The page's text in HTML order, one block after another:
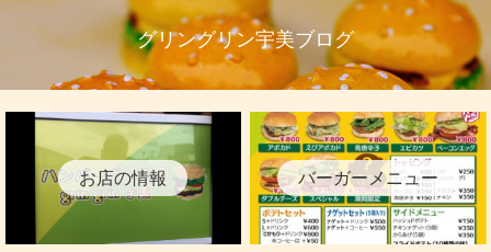
グリングリン宇美ブログ
お店の情報 バーガーメニュー